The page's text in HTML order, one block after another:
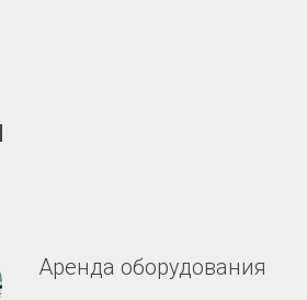
Аренда оборудования